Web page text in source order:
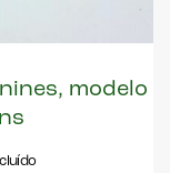
modelo